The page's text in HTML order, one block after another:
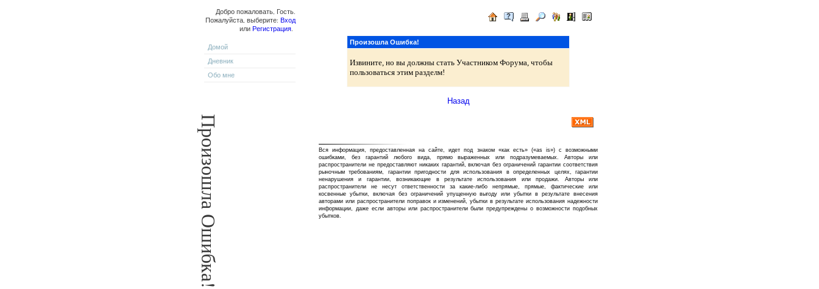
Добро пожаловать, Гость.
Пожалуйста, выберите: Вход
или Регистрация.
Домой
Дневник
Обо мне
Произошла Ошибка!
Произошла Ошибка!
Извините, но вы должны стать Участником Форума, чтобы
пользоваться этим разделм!
Назад
Вся информация, предоставленная на сайте, идет под знаком «как есть» («as is») с возможными
ошибками, без гарантий любого вида, прямо выраженных или подразумеваемых. Авторы или
распространители не предоставляют никаких гарантий, включая без ограничений гарантии соответствия
рыночным требованиям, гарантии пригодности для использования в определенных целях, гарантии
ненарушения и гарантии, возникающие в результате использования или продажи. Авторы или
распространители не несут ответственности за какие-либо непрямые, прямые, фактические или
косвенные убытки, включая без ограничений упущенную выгоду или убытки в результате внесения
авторами или распространители поправок и изменений, убытки в результате использования надежности
информации, даже если авторы или распространители были предупреждены о возможности подобных
убытков.